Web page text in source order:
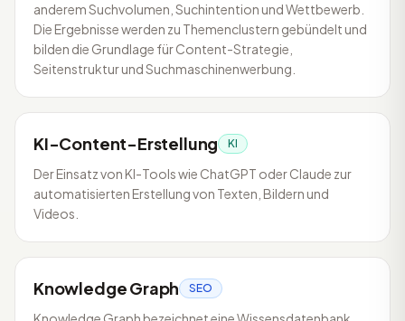
anderem Suchvolumen, Suchintention und Wettbewerb.
Die Ergebnisse werden zu Themenclustern gebündelt und
bilden die Grundlage für Content-Strategie,
Seitenstruktur und Suchmaschinenwerbung.
KI-Content-Erstellung KI
Der Einsatz von KI-Tools wie ChatGPT oder Claude zur
automatisierten Erstellung von Texten, Bildern und
Videos.
Knowledge Graph SEO